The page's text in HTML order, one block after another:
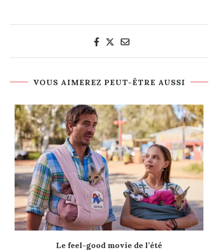
VOUS AIMEREZ PEUT-ÊTRE AUSSI
Le feel-good movie de l’été